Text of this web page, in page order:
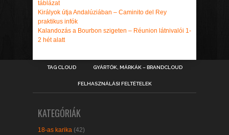
táblázat
Királyok útja Andalúziában – Caminito del Rey
praktikus infók
Kalandozás a Bourbon szigeten – Réunion látnivalói 1-
2 hét alatt
TAG CLOUD GYÁRTÓK, MÁRKÁK – BRANDCLOUD
FELHASZNÁLÁSI FELTÉTELEK
KATEGÓRIÁK
18-as karika (42)